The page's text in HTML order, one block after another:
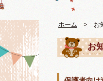
ホーム > お
お